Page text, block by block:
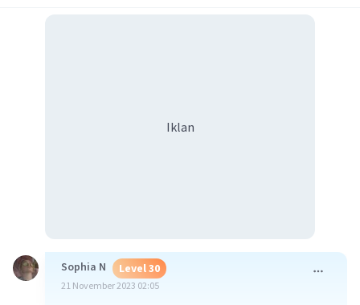
Iklan
Sophia N Level 30
21 November 2023 02:05